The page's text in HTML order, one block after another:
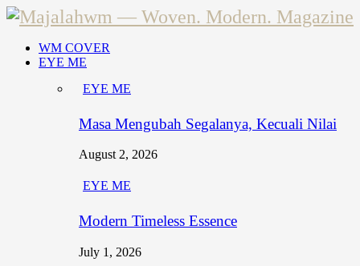
WM COVER
EYE ME
EYE ME
Masa Mengubah Segalanya, Kecuali Nilai
August 2, 2026
EYE ME
Modern Timeless Essence
July 1, 2026